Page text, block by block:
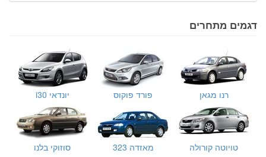
דגמים מתחרים
רנו מגאן פורד פוקוס יונדאי i30
טויוטה קורולה מאזדה 323 סוזוקי בלנו